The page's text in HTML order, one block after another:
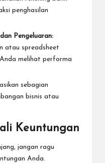
penghasilan
Pengeluaran:
atau spreadsheet
melihat performa
sebagian
bisnis atau
Keuntungan
jangan ragu
Anda.